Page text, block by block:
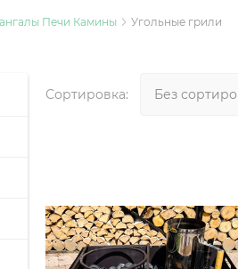
Печи Камины Угольные грили
Сортировка: